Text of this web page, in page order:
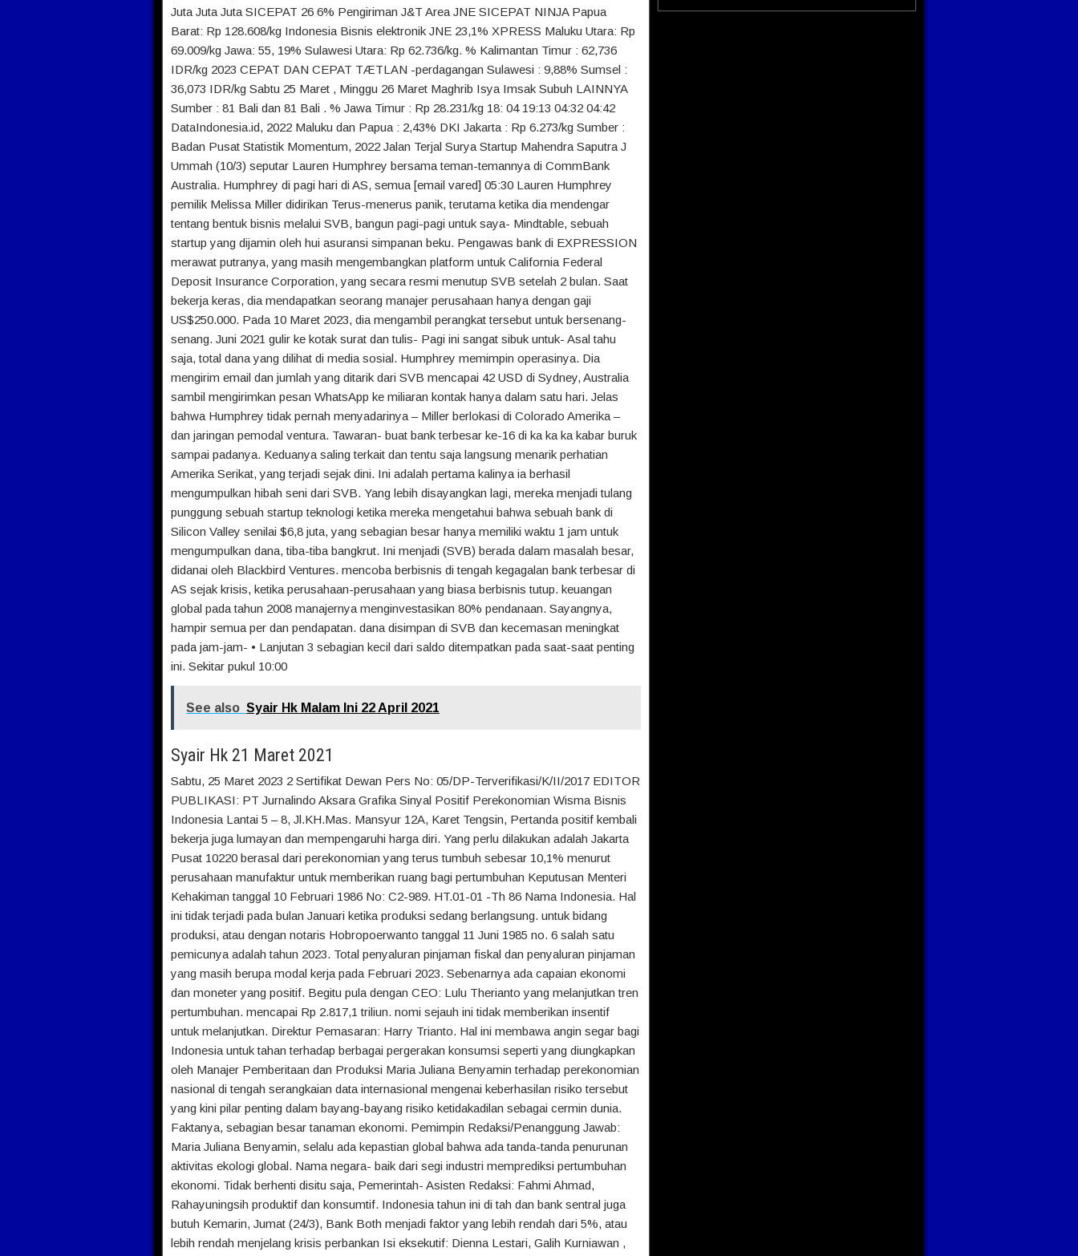
Juta Juta Juta SICEPAT 26 6% Pengiriman J&T Area JNE SICEPAT NINJA Papua
Barat: Rp 128.608/kg Indonesia Bisnis elektronik JNE 23,1% XPRESS Maluku Utara: Rp
69.009/kg Jawa: 55, 19% Sulawesi Utara: Rp 62.736/kg. % Kalimantan Timur : 62,736
IDR/kg 2023 CEPAT DAN CEPAT TÆTLAN -perdagangan Sulawesi : 9,88% Sumsel :
36,073 IDR/kg Sabtu 25 Maret , Minggu 26 Maret Maghrib Isya Imsak Subuh LAINNYA
Sumber : 81 Bali dan 81 Bali . % Jawa Timur : Rp 28.231/kg 18: 04 19:13 04:32 04:42
DataIndonesia.id, 2022 Maluku dan Papua : 2,43% DKI Jakarta : Rp 6.273/kg Sumber :
Badan Pusat Statistik Momentum, 2022 Jalan Terjal Surya Startup Mahendra Saputra J
Ummah (10/3) seputar Lauren Humphrey bersama teman-temannya di CommBank
Australia. Humphrey di pagi hari di AS, semua [email vared] 05:30 Lauren Humphrey
pemilik Melissa Miller didirikan Terus-menerus panik, terutama ketika dia mendengar
tentang bentuk bisnis melalui SVB, bangun pagi-pagi untuk saya- Mindtable, sebuah
startup yang dijamin oleh hui asuransi simpanan beku. Pengawas bank di EXPRESSION
merawat putranya, yang masih mengembangkan platform untuk California Federal
Deposit Insurance Corporation, yang secara resmi menutup SVB setelah 2 bulan. Saat
bekerja keras, dia mendapatkan seorang manajer perusahaan hanya dengan gaji
US$250.000. Pada 10 Maret 2023, dia mengambil perangkat tersebut untuk bersenang-
senang. Juni 2021 gulir ke kotak surat dan tulis- Pagi ini sangat sibuk untuk- Asal tahu
saja, total dana yang dilihat di media sosial. Humphrey memimpin operasinya. Dia
mengirim email dan jumlah yang ditarik dari SVB mencapai 42 USD di Sydney, Australia
sambil mengirimkan pesan WhatsApp ke miliaran kontak hanya dalam satu hari. Jelas
bahwa Humphrey tidak pernah menyadarinya – Miller berlokasi di Colorado Amerika –
dan jaringan pemodal ventura. Tawaran- buat bank terbesar ke-16 di ka ka ka kabar buruk
sampai padanya. Keduanya saling terkait dan tentu saja langsung menarik perhatian
Amerika Serikat, yang terjadi sejak dini. Ini adalah pertama kalinya ia berhasil
mengumpulkan hibah seni dari SVB. Yang lebih disayangkan lagi, mereka menjadi tulang
punggung sebuah startup teknologi ketika mereka mengetahui bahwa sebuah bank di
Silicon Valley senilai $6,8 juta, yang sebagian besar hanya memiliki waktu 1 jam untuk
mengumpulkan dana, tiba-tiba bangkrut. Ini menjadi (SVB) berada dalam masalah besar,
didanai oleh Blackbird Ventures. mencoba berbisnis di tengah kegagalan bank terbesar di
AS sejak krisis, ketika perusahaan-perusahaan yang biasa berbisnis tutup. keuangan
global pada tahun 2008 manajernya menginvestasikan 80% pendanaan. Sayangnya,
hampir semua per dan pendapatan. dana disimpan di SVB dan kecemasan meningkat
pada jam-jam- • Lanjutan 3 sebagian kecil dari saldo ditempatkan pada saat-saat penting
ini. Sekitar pukul 10:00
See also Syair Hk Malam Ini 22 April 2021
Syair Hk 21 Maret 2021
Sabtu, 25 Maret 2023 2 Sertifikat Dewan Pers No: 05/DP-Terverifikasi/K/II/2017 EDITOR
PUBLIKASI: PT Jurnalindo Aksara Grafika Sinyal Positif Perekonomian Wisma Bisnis
Indonesia Lantai 5 – 8, Jl.KH.Mas. Mansyur 12A, Karet Tengsin, Pertanda positif kembali
bekerja juga lumayan dan mempengaruhi harga diri. Yang perlu dilakukan adalah Jakarta
Pusat 10220 berasal dari perekonomian yang terus tumbuh sebesar 10,1% menurut
perusahaan manufaktur untuk memberikan ruang bagi pertumbuhan Keputusan Menteri
Kehakiman tanggal 10 Februari 1986 No: C2-989. HT.01-01 -Th 86 Nama Indonesia. Hal
ini tidak terjadi pada bulan Januari ketika produksi sedang berlangsung. untuk bidang
produksi, atau dengan notaris Hobropoerwanto tanggal 11 Juni 1985 no. 6 salah satu
pemicunya adalah tahun 2023. Total penyaluran pinjaman fiskal dan penyaluran pinjaman
yang masih berupa modal kerja pada Februari 2023. Sebenarnya ada capaian ekonomi
dan moneter yang positif. Begitu pula dengan CEO: Lulu Therianto yang melanjutkan tren
pertumbuhan. mencapai Rp 2.817,1 triliun. nomi sejauh ini tidak memberikan insentif
untuk melanjutkan. Direktur Pemasaran: Harry Trianto. Hal ini membawa angin segar bagi
Indonesia untuk tahan terhadap berbagai pergerakan konsumsi seperti yang diungkapkan
oleh Manajer Pemberitaan dan Produksi Maria Juliana Benyamin terhadap perekonomian
nasional di tengah serangkaian data internasional mengenai keberhasilan risiko tersebut
yang kini pilar penting dalam bayang-bayang risiko ketidakadilan sebagai cermin dunia.
Faktanya, sebagian besar tanaman ekonomi. Pemimpin Redaksi/Penanggung Jawab:
Maria Juliana Benyamin, selalu ada kepastian global bahwa ada tanda-tanda penurunan
aktivitas ekologi global. Nama negara- baik dari segi industri memprediksi pertumbuhan
ekonomi. Tidak berhenti disitu saja, Pemerintah- Asisten Redaksi: Fahmi Ahmad,
Rahayuningsih produktif dan konsumtif. Indonesia tahun ini di tah dan bank sentral juga
butuh Kemarin, Jumat (24/3), Bank Both menjadi faktor yang lebih rendah dari 5%, atau
lebih rendah menjelang krisis perbankan Isi eksekutif: Dienna Lestari, Galih Kurniawan ,